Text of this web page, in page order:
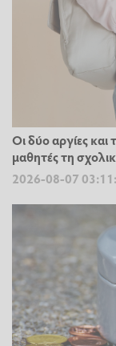
Οι δύο αργίες και
μαθητές τη
2026-08-07